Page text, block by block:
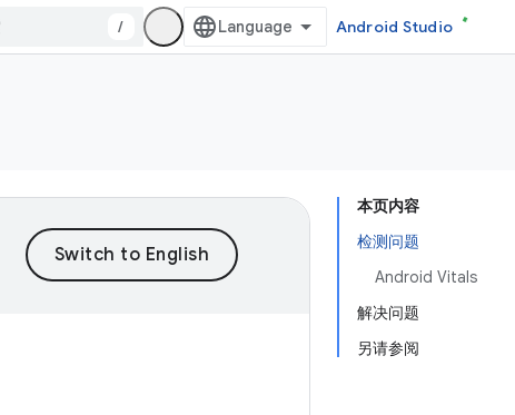
/ Android Studio
本页内容
检测问题
Android Vitals
解决问题
另请参阅